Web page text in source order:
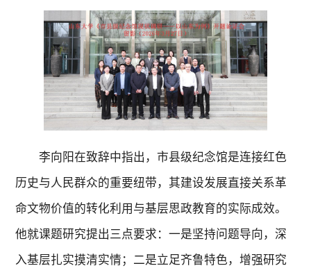
李向阳在致辞中指出，市县级纪念馆是连接红色
历史与人民群众的重要纽带，其建设发展直接关系革
命文物价值的转化利用与基层思政教育的实际成效。
他就课题研究提出三点要求：一是坚持问题导向，深
入基层扎实摸清实情；二是立足齐鲁特色，增强研究